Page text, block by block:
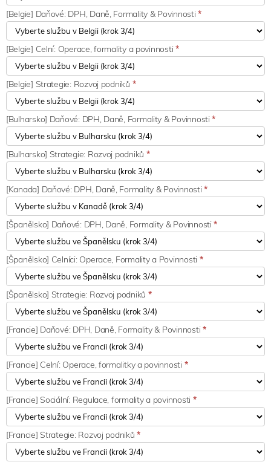
[Belgie] Daňové: DPH, Daně, Formality & Povinnosti*
[Belgie] Celní: Operace, formality a povinnosti*
[Belgie] Strategie: Rozvoj podniků *
[Bulharsko] Daňové: DPH, Daně, Formality & Povinnosti*
[Bulharsko] Strategie: Rozvoj podniků *
[Kanada] Daňové: DPH, Daně, Formality & Povinnosti*
[Španělsko] Daňové: DPH, Daně, Formality & Povinnosti*
[Španělsko] Celníci: Operace, Formality a Povinnosti *
[Španělsko] Strategie: Rozvoj podniků *
[Francie] Daňové: DPH, Daně, Formality & Povinnosti*
[Francie] Celní: Operace, formalitky a povinnosti *
[Francie] Sociální: Regulace, formality a povinnosti *
[Francie] Strategie: Rozvoj podniků*